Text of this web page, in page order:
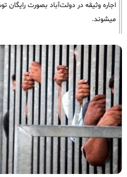
اجاره وثیقه در دولت‌آباد بصورت رایگان
میشوند.